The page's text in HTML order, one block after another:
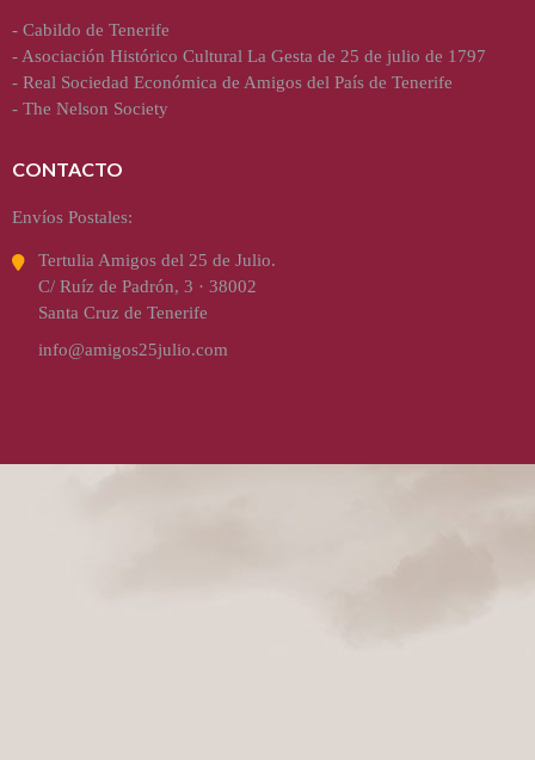
- Cabildo de Tenerife
- Asociación Histórico Cultural La Gesta de 25 de julio de 1797
- Real Sociedad Económica de Amigos del País de Tenerife
- The Nelson Society
CONTACTO
Envíos Postales:
Tertulia Amigos del 25 de Julio.
C/ Ruíz de Padrón, 3 · 38002
Santa Cruz de Tenerife
info@amigos25julio.com